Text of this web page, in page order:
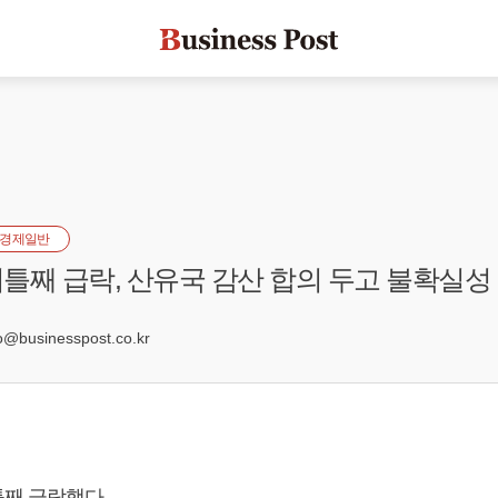
경제일반
째 급락, 산유국 감산 합의 두고 불확실성